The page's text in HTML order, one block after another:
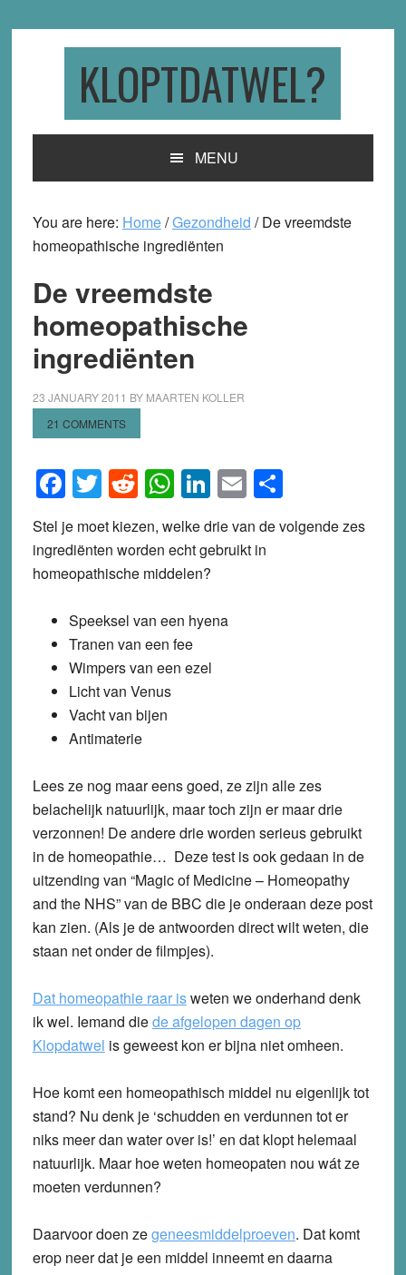
KLOPTDATWEL?
MENU
You are here: Home/Gezondheid /De vreemdste
homeopathische ingrediënten
De vreemdste
homeopathische
ingrediënten
23 JANUARY 2011 BY MAARTEN KOLLER
21 COMMENTS
Facebook
Twitter
Reddit
WhatsApp
LinkedIn
EmailShare
Stel je moet kiezen, welke drie van de volgende zes
ingrediënten worden echt gebruikt in
homeopathische middelen?
Speeksel van een hyena
Tranen van een fee
Wimpers van een ezel
Licht van Venus
Vacht van bijen
Antimaterie
Lees ze nog maar eens goed, ze zijn alle zes
belachelijk natuurlijk, maar toch zijn er maar drie
verzonnen! De andere drie worden serieus gebruikt
in de homeopathie… Deze test is ook gedaan in de
uitzending van “Magic of Medicine – Homeopathy
and the NHS” van de BBC die je onderaan deze post
kan zien. (Als je de antwoorden direct wilt weten, die
staan net onder de filmpjes).
Dat homeopathie raar isweten we onderhand denk
ik wel. Iemand diede afgelopen dagen op
Klopdatwel is geweest kon er bijna niet omheen.
Hoe komt een homeopathisch middel nu eigenlijk tot
stand? Nu denk je ‘schudden en verdunnen tot er
niks meer dan water over is!’ en dat klopt helemaal
natuurlijk. Maar hoe weten homeopaten nou wát ze
moeten verdunnen?
Daarvoor doen zegeneesmiddelproeven. Dat komt
erop neer dat je een middel inneemt en daarna